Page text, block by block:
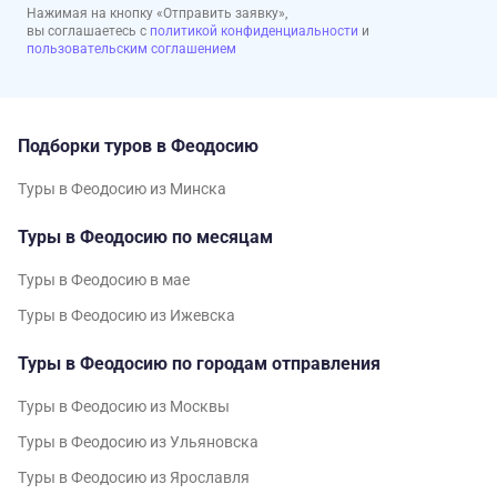
Нажимая на кнопку «Отправить заявку»,
вы соглашаетесь с политикой конфиденциальности и
пользовательским соглашением
Подборки туров в Феодосию
Туры в Феодосию из Минска
Туры в Феодосию по месяцам
Туры в Феодосию в мае
Туры в Феодосию из Ижевска
Туры в Феодосию по городам отправления
Туры в Феодосию из Москвы
Туры в Феодосию из Ульяновска
Туры в Феодосию из Ярославля